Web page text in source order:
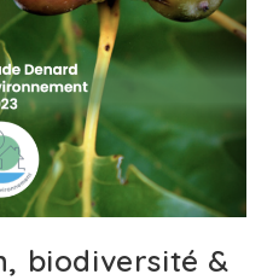
biodiversité &